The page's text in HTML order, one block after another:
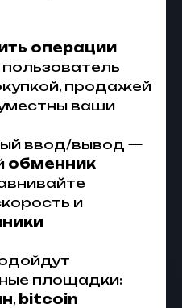
операции
продажей
ваши
ввод/вывод —
обменник
и
площадки:
, bitcoin